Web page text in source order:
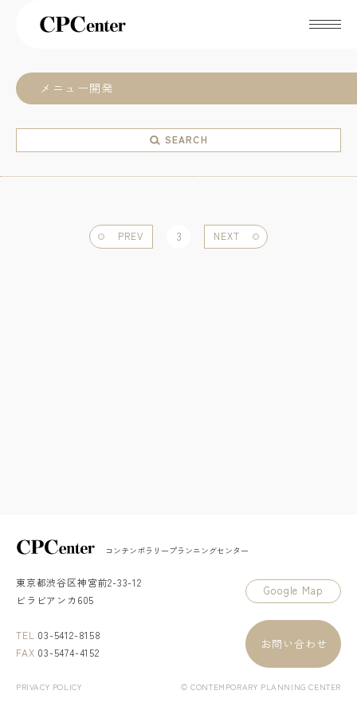
メニュー開発
SEARCH
PREV 3 NEXT
コンテンポラリープランニングセンター
東京都渋谷区神宮前2-33-12
ビラビアンカ605
Google Map
TEL 03-5412-8158
FAX 03-5474-4152
PRIVACY POLICY
お問い合わせ
© CONTEMPORARY PLANNING CENTER